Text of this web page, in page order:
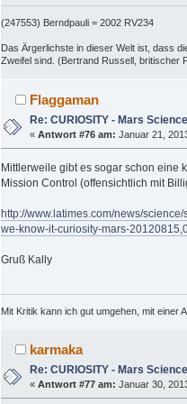
(247553) Berndpauli = 2002 RV234
Das Ärgerlichste in dieser Welt ist, dass
Zweifel sind. (Bertrand Russell, britischer
Flaggaman
Re: CURIOSITY - Mars
«Antwort #76 am: Januar 21,
Mittlerweile gibt es sogar schon eine
Mission Control (offensichtlich mit
http://www.latimes.com/news/
we-know-it-curiosity-mars-
Gruß Kally
Mit Kritik kann ich gut umgehen, mit einer
karmaka
Re: CURIOSITY - Mars
«Antwort #77 am: Januar 30,